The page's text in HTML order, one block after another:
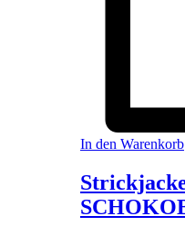
In den Warenkorb